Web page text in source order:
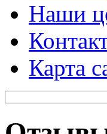
Наши
Карта